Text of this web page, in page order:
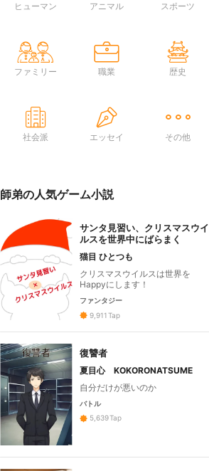
ヒューマン アニマル スポーツ
ファミリー 職業 歴史
社会派 エッセイ その他
師弟の人気ゲーム小説
サンタ見習い、クリスマスウイ
ルスを世界中にばらまく
猫目 ひとつも
クリスマスウイルスは世界を
Happyにします！
ファンタジー
9,911Tap
復讐者
夏目心 KOKORONATSUME
自分だけが悪いのか
バトル
5,639Tap